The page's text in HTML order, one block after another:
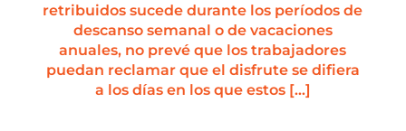
retribuidos sucede durante los períodos de
descanso semanal o de vacaciones
anuales, no prevé que los trabajadores
puedan reclamar que el disfrute se difiera
a los días en los que estos […]